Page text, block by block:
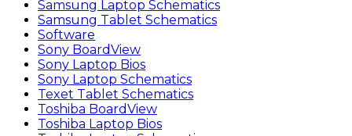
Samsung Laptop Schematics
Samsung Tablet Schematics
Software
Sony BoardView
Sony Laptop Bios
Sony Laptop Schematics
Texet Tablet Schematics
Toshiba BoardView
Toshiba Laptop Bios